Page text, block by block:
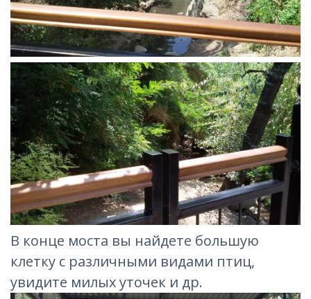
В конце моста вы найдете большую
клетку с различными видами птиц,
увидите милых уточек и др.